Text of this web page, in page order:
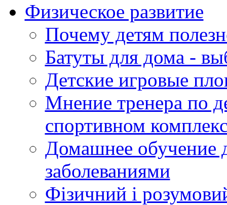
Физическое развитие
Почему детям
Батуты для дома -
Детские игровые
Мнение тренера по
спортивном
Домашнее обучение
заболеваниями
Фізичний і